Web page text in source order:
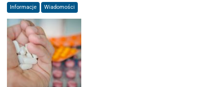
Informacje Wiadomości